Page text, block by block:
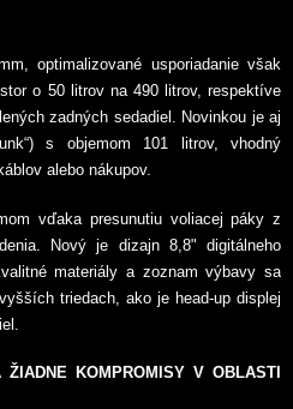
optimalizované usporiadanie však
o 50 litrov na 490 litrov, respektíve
zadných sedadiel. Novinkou je aj
s objemom 101 litrov, vhodný
alebo nákupov.
vďaka presunutiu voliacej páky z
Nový je dizajn 8,8" digitálneho
materiály a zoznam výbavy sa
triedach, ako je head-up displej
ŽIADNE KOMPROMISY V OBLASTI